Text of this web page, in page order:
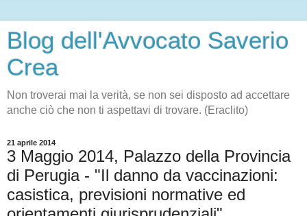
Blog dell'Avvocato Saverio
Crea
Non troverai mai la verità, se non sei disposto ad accettare
anche ciò che non ti aspettavi di trovare. (Eraclito)
21 aprile 2014
3 Maggio 2014, Palazzo della Provincia
di Perugia - "Il danno da vaccinazioni:
casistica, previsioni normative ed